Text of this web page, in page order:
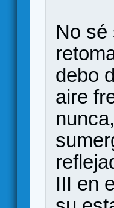
No sé
debo
aire
III en